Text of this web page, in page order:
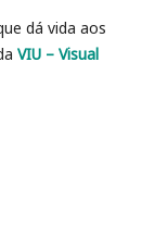
dá vida aos
VIU – Visual